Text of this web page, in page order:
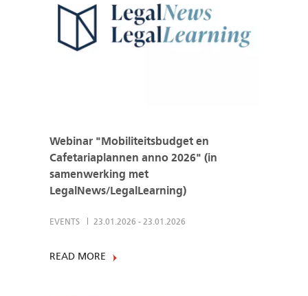
Webinar "Mobiliteitsbudget en
Cafetariaplannen anno 2026" (in
samenwerking met
LegalNews/LegalLearning)
EVENTS 23.01.2026 - 23.01.2026
READ MORE